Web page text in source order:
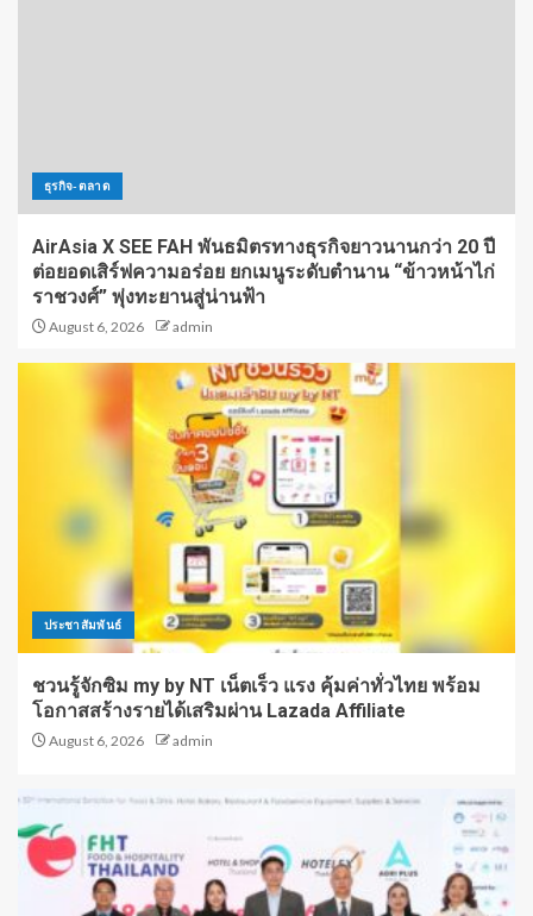
ธุรกิจ-ตลาด
AirAsia X SEE FAH พันธมิตรทางธุรกิจยาวนานกว่า 20 ปี
ต่อยอดเสิร์ฟความอร่อย ยกเมนูระดับตำนาน “ข้าวหน้าไก่
ราชวงศ์” พุ่งทะยานสู่น่านฟ้า
August 6, 2026 admin
ประชาสัมพันธ์
ชวนรู้จักซิม my by NT เน็ตเร็ว แรง คุ้มค่าทั่วไทย พร้อม
โอกาสสร้างรายได้เสริมผ่าน Lazada Affiliate
August 6, 2026 admin